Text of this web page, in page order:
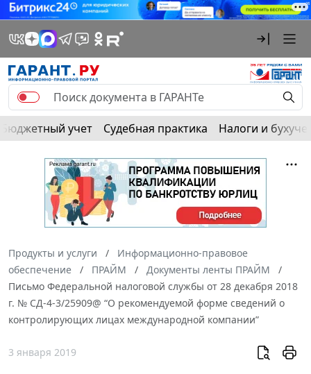
Бюджетный учет Судебная практика Налоги и
Продукты и услуги
Информационно-правовое
обеспечение
ПРАЙМ
Документы ленты ПРАЙМ
Письмо Федеральной налоговой службы от 28 декабря 2018
г. № СД-4-3/25909@ “О рекомендуемой форме сведений о
контролирующих лицах международной компании”
3 января 2019